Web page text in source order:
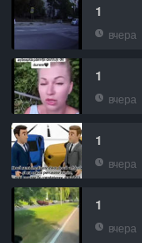
1
вчера
1
вчера
1
вчера
1
вчера